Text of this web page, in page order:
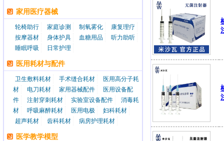
家用医疗器械
轮椅助行 家庭诊测 制氧雾化
康复理疗
按摩器材
身体护具 血糖用品
听力助听
睡眠呼吸
日常护理
医用耗材与配件
卫生敷料耗材 手术缝合耗材
医用高分子耗
材
电刀耗材 家用器械配件
医用设备配
件
注射穿刺耗材 实验室设备配件
消毒耗
材
呼吸麻醉耗材 医用电极
妇科耗材
超声耗材
齿科耗材 病房护理耗材
医学教学模型